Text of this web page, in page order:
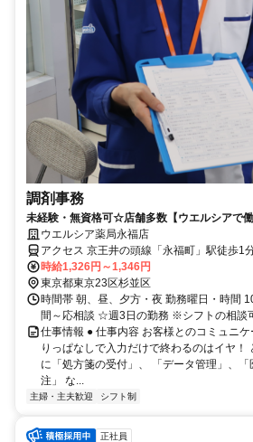
調剤事務
未経験・無資格可☆店舗多数【ウエルシアで
ストアの調剤事務
ウエルシア薬局永福店
アクセス 京王井の頭線「永福町」駅徒歩1
時給1,326円～1,346円
東京都東京23区杉並区
時間帯 朝、昼、夕方・夜 勤務曜日・時間
間～応相談 ☆週3日の勤務 ※シフトの相談
仕事情報 ● 仕事内容 お客様とのコミュニ
りっぱなしで入力だけで終わるのはイヤ！
に「処方箋の受付」、 「データ管理」、
注」 な...
主婦・主夫歓迎 シフト制
正社員